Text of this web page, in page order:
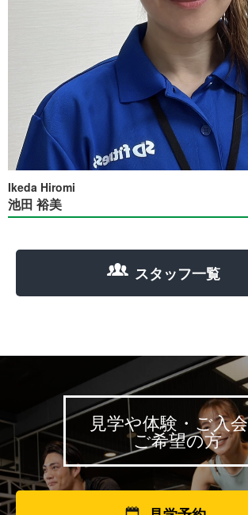
Ikeda Hiromi
池田 裕美
スタッフ一覧
見学や体験・ご入
ご希望の方